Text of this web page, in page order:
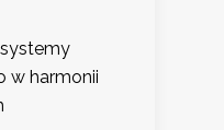
w harmonii